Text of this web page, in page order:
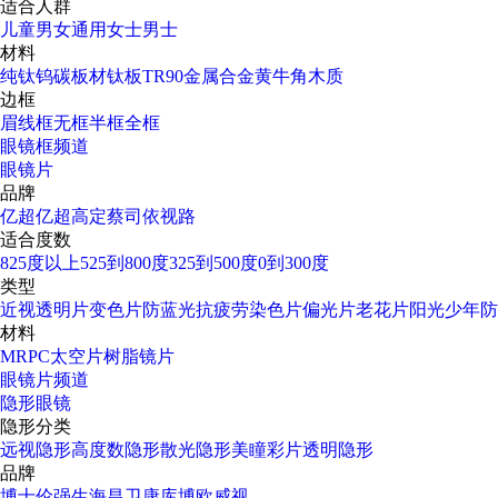
适合人群
儿童男女通用女士男士
材料
纯钛钨碳板材钛板TR90金属合金黄牛角木质
边框
眉线框无框半框全框
眼镜框频道
眼镜片
品牌
亿超亿超高定蔡司 依视路
适合度数
825度以上525到800度325到500度0到300度
类型
近视透明片变色片防蓝光抗疲劳染色片偏光片老花片阳光少年
材料
MRPC太空片树脂镜片
眼镜片频道
隐形眼镜
隐形分类
远视隐形高度数隐形散光隐形美瞳彩片透明隐形
品牌